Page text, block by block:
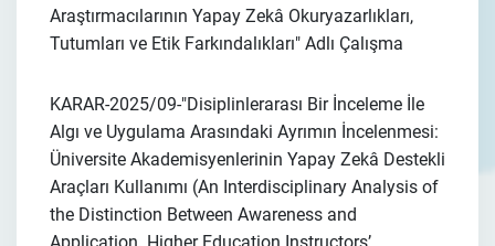
Araştırmacılarının Yapay Zekâ Okuryazarlıkları,
Tutumları ve Etik Farkındalıkları" Adlı Çalışma
KARAR-2025/09-"Disiplinlerarası Bir İnceleme İle
Algı ve Uygulama Arasındaki Ayrımın İncelenmesi:
Üniversite Akademisyenlerinin Yapay Zekâ Destekli
Araçları Kullanımı (An Interdisciplinary Analysis of
the Distinction Between Awareness and